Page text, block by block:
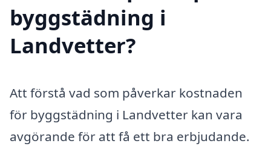
byggstädning i
Landvetter?
Att förstå vad som påverkar kostnaden
för byggstädning i Landvetter kan vara
avgörande för att få ett bra erbjudande.